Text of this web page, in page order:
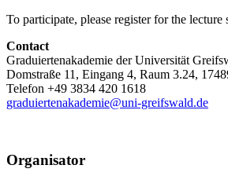
To participate, please register for the lecture
Contact
Graduiertenakademie der Universität
Domstraße 11, Eingang 4, Raum 3.24,
Telefon +49 3834 420 1618
graduiertenakademie@uni-greifswald.de
Organisator